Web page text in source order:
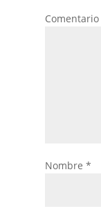
Comentario
Nombre *